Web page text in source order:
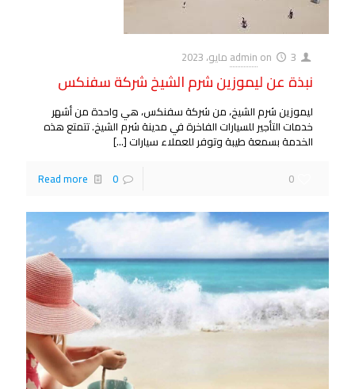
admin on 3 مايو، 2023
نبذة عن ليموزين شرم الشيخ شركة سفنكس
ليموزين شرم الشيخ، من شركة سفنكس، هي واحدة من أشهر
خدمات التأجير للسيارات الفاخرة في مدينة شرم الشيخ. تتمتع هذه
الخدمة بسمعة طيبة وتوفر للعملاء سيارات[…]
0
0
Read more